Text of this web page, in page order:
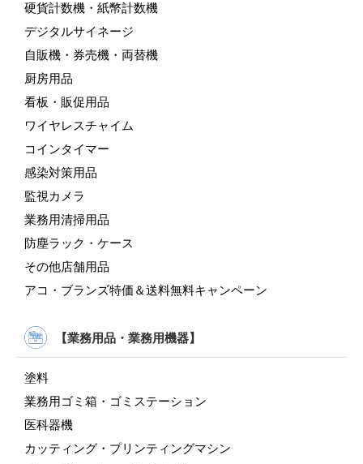
硬貨計数機・紙幣計数機
デジタルサイネージ
自販機・券売機・両替機
厨房用品
看板・販促用品
ワイヤレスチャイム
コインタイマー
感染対策用品
監視カメラ
業務用清掃用品
防塵ラック・ケース
その他店舗用品
アコ・ブランズ特価＆送料無料キャンペーン
【業務用品・業務用機器】
塗料
業務用ゴミ箱・ゴミステーション
医科器機
カッティング・プリンティングマシン